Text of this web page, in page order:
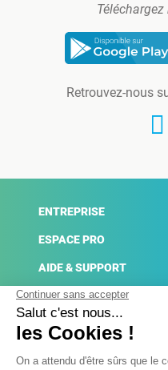
Retrouvez-nous
ENTREPRISE
ESPACE PRO
AIDE & SUPPORT
ACTUALITÉS